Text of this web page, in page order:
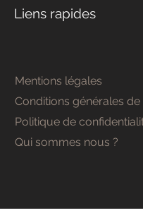
Liens rapides
Mentions légales
Conditions générales de
Politique de
Qui sommes nous ?